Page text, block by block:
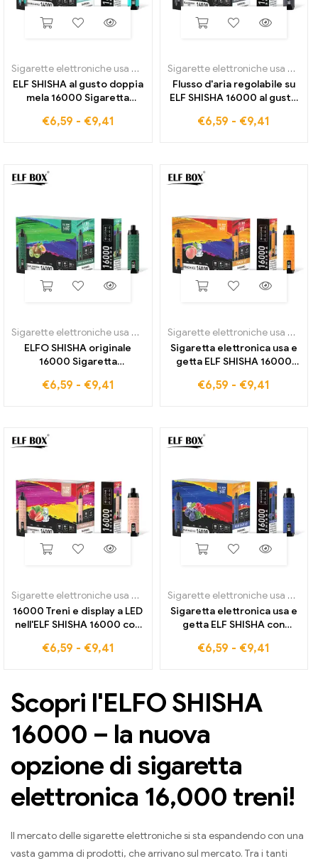
Sigarette elettroniche usa e getta ,ELFO SHISHA 16000
ELF SHISHA al gusto doppia
mela 16000 Sigaretta
direttamente dalla
€6,59 - €9,41
Sigarette elettroniche usa e getta
Flusso d'aria regolabile su
ELF SHISHA 16000 al gusto
€6,59 - €9,41
Sigarette elettroniche usa e getta ,ELFO SHISHA 16000
ELFO SHISHA originale
16000 Sigaretta
Passion Fruit dalla fabbrica
€6,59 - €9,41
Sigarette elettroniche usa e getta
Sigaretta elettronica usa e
getta ELF SHISHA 16000
dalla fabbrica
€6,59 - €9,41
Sigarette elettroniche usa e getta ,ELFO SHISHA 16000
16000 Treni e display a LED
nell'ELF SHISHA 16000 con
fragola
€6,59 - €9,41
Sigarette elettroniche usa e getta
Sigaretta elettronica usa e
getta ELF SHISHA con
regolabile
€6,59 - €9,41
Scopri l'ELFO SHISHA
16000 – la nuova
opzione di sigaretta
elettronica 16,000 treni!
Il mercato delle sigarette elettroniche si sta espandendo con una
vasta gamma di prodotti, che arrivano sul mercato. Tra i tanti